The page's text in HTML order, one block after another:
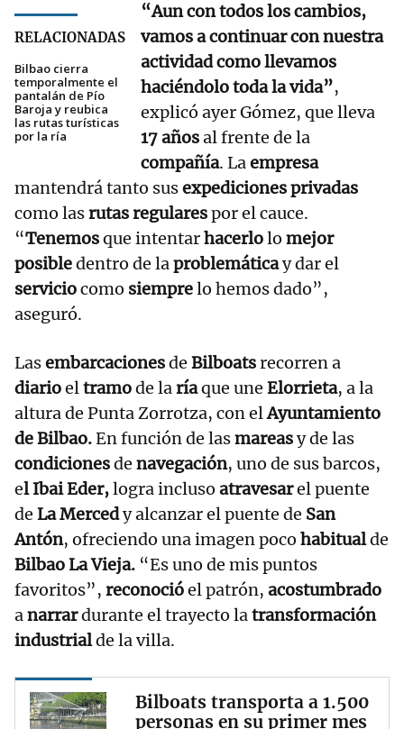
RELACIONADAS
Bilbao cierra
temporalmente el
pantalán de Pío
Baroja y reubica
las rutas turísticas
por la ría
“Aun con todos los cambios,
vamos a continuar con nuestra
actividad como llevamos
haciéndolo toda la vida”,
explicó ayer Gómez, que lleva
17 añosal frente de la
compañía. Laempresa
mantendrá tanto susexpediciones privadas
como lasrutas regularespor el cauce.
“Tenemosque intentarhacerlolo mejor
posibledentro de laproblemáticay dar el
serviciocomo siemprelo hemos dado”,
aseguró.
Lasembarcacionesde Bilboatsrecorren a
diarioeltramode laríaque une Elorrieta, a la
altura de Punta Zorrotza, con elAyuntamiento
de Bilbao.En función de lasmareasy de las
condicionesde navegación, uno de sus barcos,
el Ibai Eder,logra incluso atravesarel puente
de La Mercedy alcanzar el puente de San
Antón, ofreciendo una imagen poco habitualde
Bilbao La Vieja. “Es uno de mis puntos
favoritos”, reconocióel patrón, acostumbrado
anarrardurante el trayecto latransformación
industrialde la villa.
Bilboats transporta a 1.500
personas en su primer mes